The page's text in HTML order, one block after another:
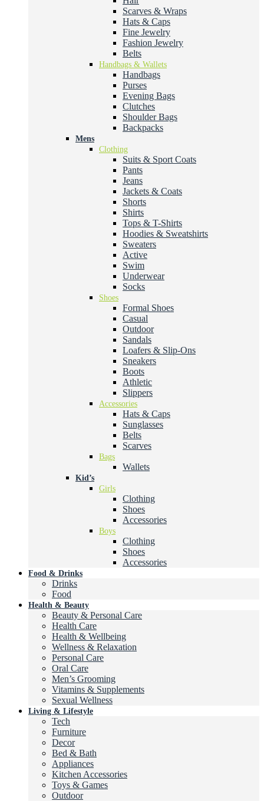
Scarves & Wraps
Hats & Caps
Fine Jewelry
Fashion Jewelry
Belts
Handbags & Wallets
Handbags
Purses
Evening Bags
Clutches
Shoulder Bags
Backpacks
Mens
Clothing
Suits & Sport Coats
Pants
Jeans
Jackets & Coats
Shorts
Shirts
Tops & T-Shirts
Hoodies & Sweatshirts
Sweaters
Active
Swim
Underwear
Socks
Shoes
Formal Shoes
Casual
Outdoor
Sandals
Loafers & Slip-Ons
Sneakers
Boots
Athletic
Slippers
Accessories
Hats & Caps
Sunglasses
Belts
Scarves
Bags
Wallets
Kid’s
Girls
Clothing
Shoes
Accessories
Boys
Clothing
Shoes
Accessories
Food & Drinks
Drinks
Food
Health & Beauty
Beauty & Personal Care
Health Care
Health & Wellbeing
Wellness & Relaxation
Personal Care
Oral Care
Men’s Grooming
Vitamins & Supplements
Sexual Wellness
Living & Lifestyle
Tech
Furniture
Decor
Bed & Bath
Appliances
Kitchen Accessories
Toys & Games
Outdoor